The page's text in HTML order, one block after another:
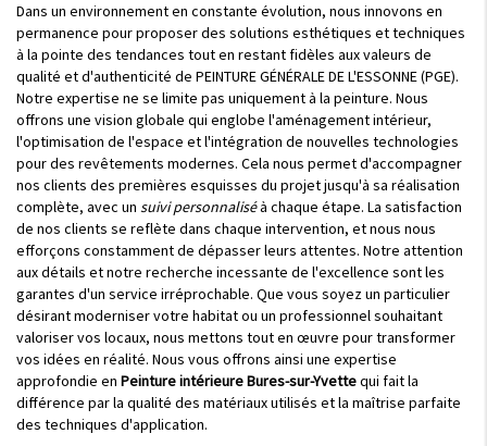
Dans un environnement en constante évolution, nous innovons en
permanence pour proposer des solutions esthétiques et techniques
à la pointe des tendances tout en restant fidèles aux valeurs de
qualité et d'authenticité de PEINTURE GÉNÉRALE DE L'ESSONNE (PGE).
Notre expertise ne se limite pas uniquement à la peinture. Nous
offrons une vision globale qui englobe l'aménagement intérieur,
l'optimisation de l'espace et l'intégration de nouvelles technologies
pour des revêtements modernes. Cela nous permet d'accompagner
nos clients des premières esquisses du projet jusqu'à sa réalisation
complète, avec un suivi personnaliséà chaque étape. La satisfaction
de nos clients se reflète dans chaque intervention, et nous nous
efforçons constamment de dépasser leurs attentes. Notre attention
aux détails et notre recherche incessante de l'excellence sont les
garantes d'un service irréprochable. Que vous soyez un particulier
désirant moderniser votre habitat ou un professionnel souhaitant
valoriser vos locaux, nous mettons tout en œuvre pour transformer
vos idées en réalité. Nous vous offrons ainsi une expertise
approfondie en Peinture intérieure Bures-sur-Yvettequi fait la
différence par la qualité des matériaux utilisés et la maîtrise parfaite
des techniques d'application.